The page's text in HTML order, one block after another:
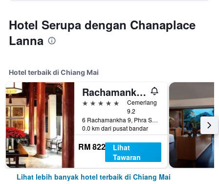
Hotel Serupa dengan Chanaplace
Lanna
Hotel terbaik di Chiang Mai
Rachamankha Hotel
5 bintang
Cemerlang
9.2
6 Rachamankha 9, Phra Singh, Chiang Mai, Thailand
0.0 km dari pusat bandar
RM 822
Lihat
Tawaran
Lihat lebih banyak hotel terbaik di Chiang Mai